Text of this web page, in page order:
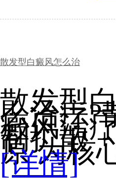
散发型白癜风怎么治
散发型
么治疗?
癜风治
制扩散
原 为核
[详情]